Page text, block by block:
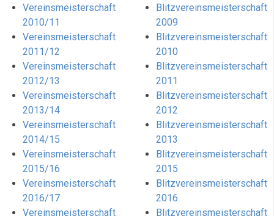
Vereinsmeisterschaft
2010/11
Vereinsmeisterschaft
2011/12
Vereinsmeisterschaft
2012/13
Vereinsmeisterschaft
2013/14
Vereinsmeisterschaft
2014/15
Vereinsmeisterschaft
2015/16
Vereinsmeisterschaft
2016/17
Vereinsmeisterschaft
Blitzvereinsmeisterschaft
2009
Blitzvereinsmeisterschaft
2010
Blitzvereinsmeisterschaft
2011
Blitzvereinsmeisterschaft
2012
Blitzvereinsmeisterschaft
2013
Blitzvereinsmeisterschaft
2015
Blitzvereinsmeisterschaft
2016
Blitzvereinsmeisterschaft